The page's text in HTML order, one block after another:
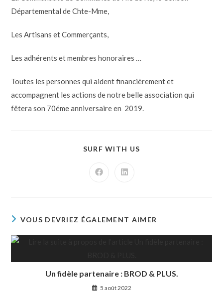
Départemental de Chte-Mme,
Les Artisans et Commerçants,
Les adhérents et membres honoraires …
Toutes les personnes qui aident financièrement et
accompagnent les actions de notre belle association qui
fêtera son 70éme anniversaire en 2019.
SURF WITH US
VOUS DEVRIEZ ÉGALEMENT AIMER
Un fidèle partenaire : BROD & PLUS.
5 août 2022